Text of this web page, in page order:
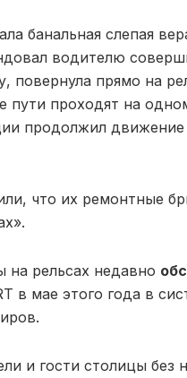
банальная слепая
водителю
повернула прямо на
пути проходят на
продолжил
что их ремонтные
на рельсах недавно
в мае этого года в
и гости столицы без